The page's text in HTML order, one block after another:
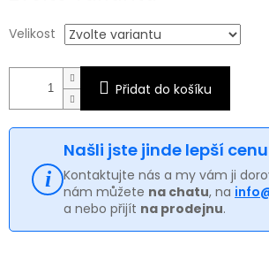
Velikost
Přidat do košíku
Našli jste jinde lepší
Kontaktujte nás a my vám ji
nám můžete na chatu, na
a nebo přijít na prodejnu.